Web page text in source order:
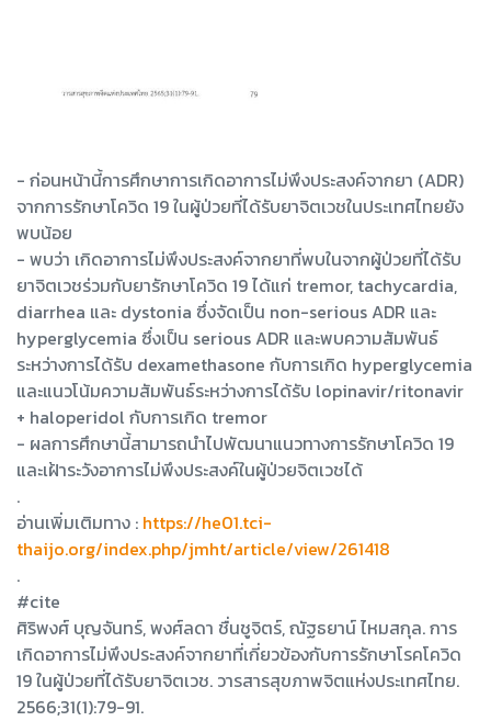
- ก่อนหน้านี้การศึกษาการเกิดอาการไม่พึงประสงค์จากยา (ADR)
จากการรักษาโควิด 19 ในผู้ป่วยที่ได้รับยาจิตเวชในประเทศไทยยัง
พบน้อย
- พบว่า เกิดอาการไม่พึงประสงค์จากยาที่พบในจากผู้ป่วยที่ได้รับ
ยาจิตเวชร่วมกับยารักษาโควิด 19 ได้แก่ tremor, tachycardia,
diarrhea และ dystonia ซึ่งจัดเป็น non-serious ADR และ
hyperglycemia ซึ่งเป็น serious ADR และพบความสัมพันธ์
ระหว่างการได้รับ dexamethasone กับการเกิด hyperglycemia
และแนวโน้มความสัมพันธ์ระหว่างการได้รับ lopinavir/ritonavir
+ haloperidol กับการเกิด tremor
- ผลการศึกษานี้สามารถนำไปพัฒนาแนวทางการรักษาโควิด 19
และเฝ้าระวังอาการไม่พึงประสงค์ในผู้ป่วยจิตเวชได้
.
อ่านเพิ่มเติมทาง : https://he01.tci-
thaijo.org/index.php/jmht/article/view/261418
.
#cite
ศิริพงศ์ บุญจันทร์, พงศ์ลดา ชื่นชูจิตร์, ณัฐธยาน์ ไหมสกุล. การ
เกิดอาการไม่พึงประสงค์จากยาที่เกี่ยวข้องกับการรักษาโรคโควิด
19 ในผู้ป่วยที่ได้รับยาจิตเวช. วารสารสุขภาพจิตแห่งประเทศไทย.
2566;31(1):79-91.